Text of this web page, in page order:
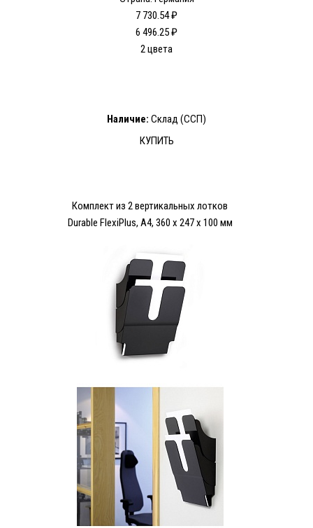
7 730.54 ₽
6 496.25 ₽
2 цвета
Наличие: Склад (ССП)
КУПИТЬ
Комплект из 2 вертикальных лотков
Durable FlexiPlus, A4, 360 x 247 x 100 мм